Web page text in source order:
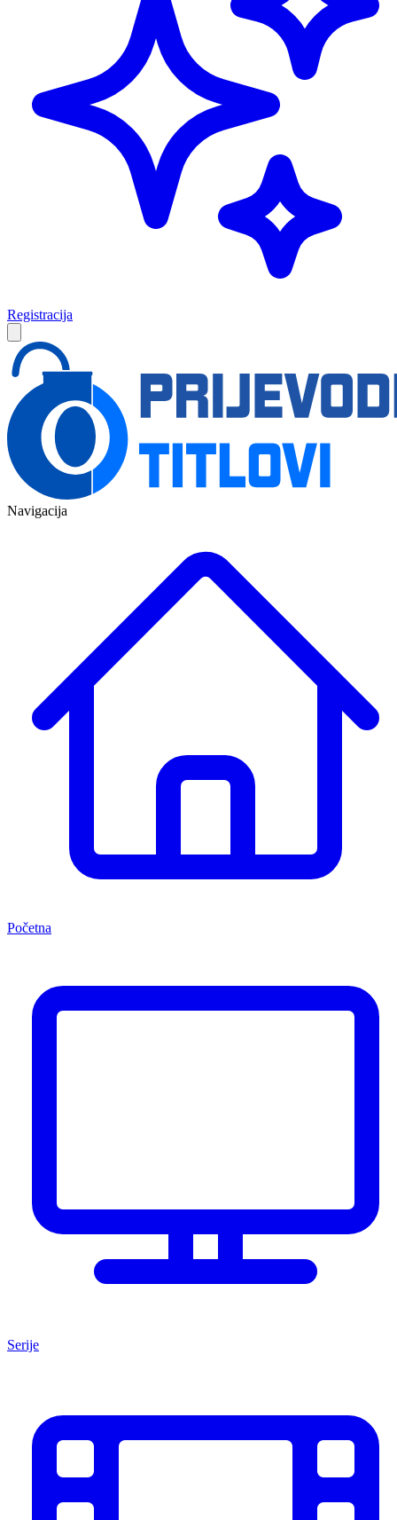
Registracija
Navigacija
Početna
Serije